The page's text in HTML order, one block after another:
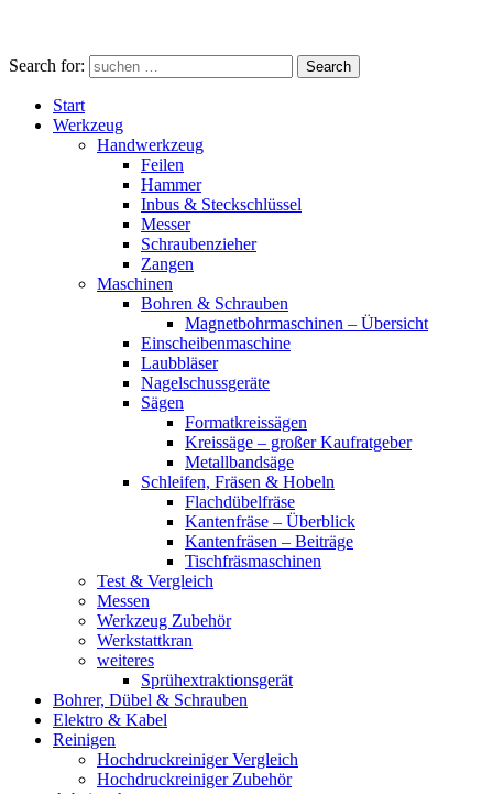
Search for: Search
Start
Werkzeug
Handwerkzeug
Feilen
Hammer
Inbus & Steckschlüssel
Messer
Schraubenzieher
Zangen
Maschinen
Bohren & Schrauben
Magnetbohrmaschinen – Übersicht
Einscheibenmaschine
Laubbläser
Nagelschussgeräte
Sägen
Formatkreissägen
Kreissäge – großer Kaufratgeber
Metallbandsäge
Schleifen, Fräsen & Hobeln
Flachdübelfräse
Kantenfräse – Überblick
Kantenfräsen – Beiträge
Tischfräsmaschinen
Test & Vergleich
Messen
Werkzeug Zubehör
Werkstattkran
weiteres
Sprühextraktionsgerät
Bohrer, Dübel & Schrauben
Elektro & Kabel
Reinigen
Hochdruckreiniger Vergleich
Hochdruckreiniger Zubehör